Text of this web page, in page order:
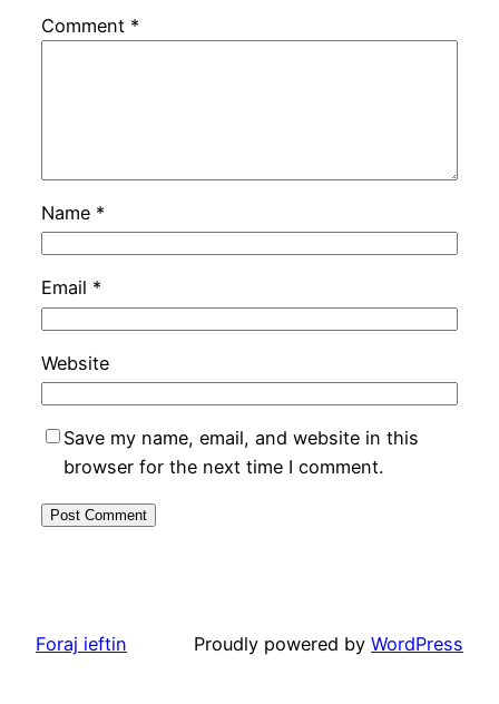
Comment *
Name *
Email *
Website
Save my name, email, and website in this
browser for the next time I comment.
Foraj ieftin Proudly powered by WordPress